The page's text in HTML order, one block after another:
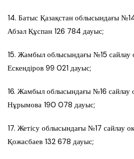
14. Батыс Қазақстан облысындағы
Абзал Құспан 126 784 дауыс;
15. Жамбыл облысындағы №15
Ескендіров 99 021 дауыс;
16. Жамбыл облысындағы №16 сайлау
Нұрымова 190 078 дауыс;
17. Жетісу облысындағы №17 сайлау
Қожасбаев 132 678 дауыс;